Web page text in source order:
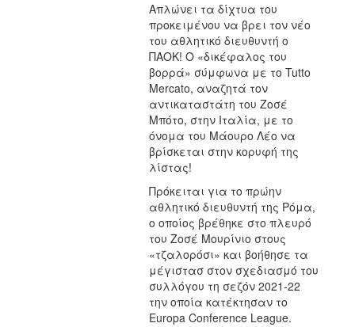
Απλώνει τα δίχτυα του
προκειμένου να βρει τον νέο
του αθλητικό διευθυντή ο
ΠΑΟΚ! Ο «δικέφαλος του
βορρά» σύμφωνα με το Tutto
Mercato, αναζητά τον
αντικαταστάτη του Ζοσέ
Μπότο, στην Ιταλία, με το
όνομα του Μάουρο Λέο να
βρίσκεται στην κορυφή της
λίστας!
Πρόκειται για το πρώην
αθλητικό διευθυντή της Ρόμα,
ο οποίος βρέθηκε στο πλευρό
του Ζοσέ Μουρίνιο στους
«τζαλορόσι» και βοήθησε τα
μέγιστασ στον σχεδιασμό του
συλλόγου τη σεζόν 2021-22
την οποία κατέκτησαν το
Europa Conference League.